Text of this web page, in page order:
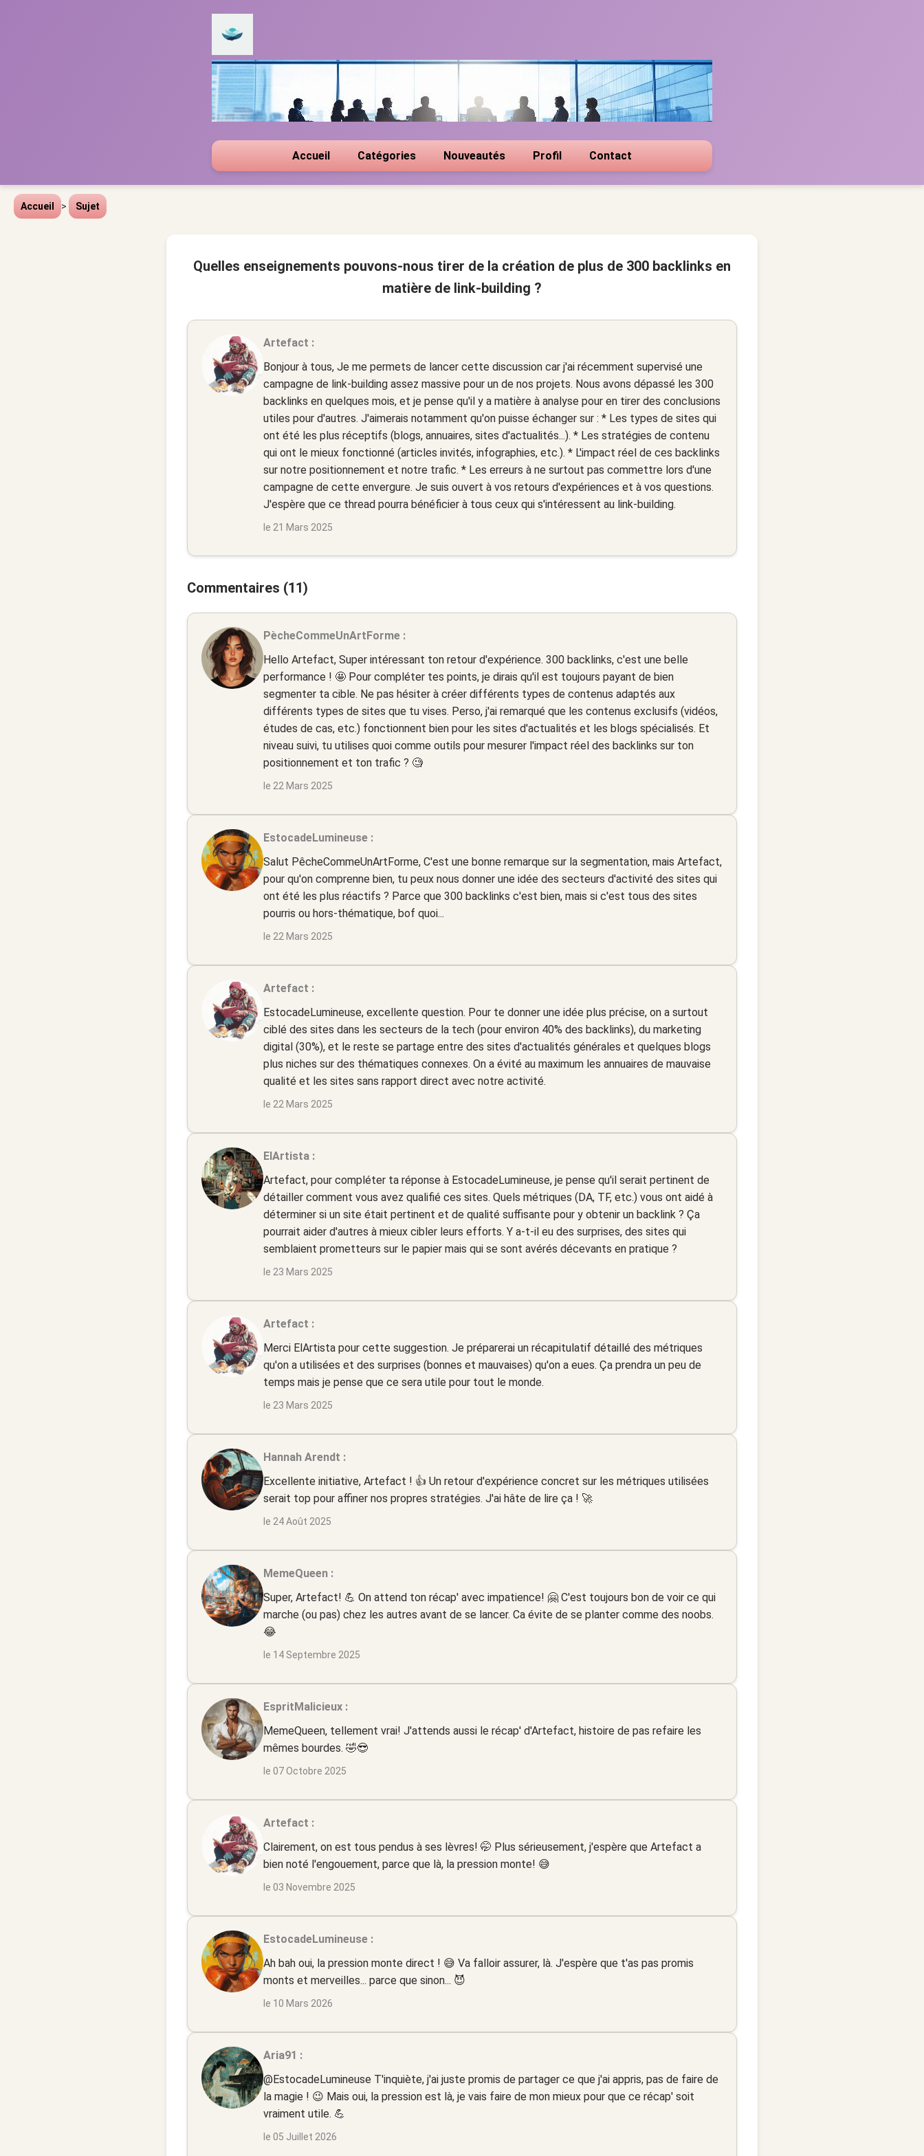
Accueil Catégories Nouveautés Profil Contact
Accueil > Sujet
Quelles enseignements pouvons-nous tirer de la création de plus de 300 backlinks en
matière de link-building ?
Artefact :
Bonjour à tous, Je me permets de lancer cette discussion car j'ai récemment supervisé une
campagne de link-building assez massive pour un de nos projets. Nous avons dépassé les 300
backlinks en quelques mois, et je pense qu'il y a matière à analyse pour en tirer des conclusions
utiles pour d'autres. J'aimerais notamment qu'on puisse échanger sur : * Les types de sites qui
ont été les plus réceptifs (blogs, annuaires, sites d'actualités...). * Les stratégies de contenu
qui ont le mieux fonctionné (articles invités, infographies, etc.). * L'impact réel de ces backlinks
sur notre positionnement et notre trafic. * Les erreurs à ne surtout pas commettre lors d'une
campagne de cette envergure. Je suis ouvert à vos retours d'expériences et à vos questions.
J'espère que ce thread pourra bénéficier à tous ceux qui s'intéressent au link-building.
le 21 Mars 2025
Commentaires (11)
PècheCommeUnArtForme :
Hello Artefact, Super intéressant ton retour d'expérience. 300 backlinks, c'est une belle
performance ! 🤩 Pour compléter tes points, je dirais qu'il est toujours payant de bien
segmenter ta cible. Ne pas hésiter à créer différents types de contenus adaptés aux
différents types de sites que tu vises. Perso, j'ai remarqué que les contenus exclusifs (vidéos,
études de cas, etc.) fonctionnent bien pour les sites d'actualités et les blogs spécialisés. Et
niveau suivi, tu utilises quoi comme outils pour mesurer l'impact réel des backlinks sur ton
positionnement et ton trafic ? 🧐
le 22 Mars 2025
EstocadeLumineuse :
Salut PêcheCommeUnArtForme, C'est une bonne remarque sur la segmentation, mais Artefact,
pour qu'on comprenne bien, tu peux nous donner une idée des secteurs d'activité des sites qui
ont été les plus réactifs ? Parce que 300 backlinks c'est bien, mais si c'est tous des sites
pourris ou hors-thématique, bof quoi...
le 22 Mars 2025
Artefact :
EstocadeLumineuse, excellente question. Pour te donner une idée plus précise, on a surtout
ciblé des sites dans les secteurs de la tech (pour environ 40% des backlinks), du marketing
digital (30%), et le reste se partage entre des sites d'actualités générales et quelques blogs
plus niches sur des thématiques connexes. On a évité au maximum les annuaires de mauvaise
qualité et les sites sans rapport direct avec notre activité.
le 22 Mars 2025
ElArtista :
Artefact, pour compléter ta réponse à EstocadeLumineuse, je pense qu'il serait pertinent de
détailler comment vous avez qualifié ces sites. Quels métriques (DA, TF, etc.) vous ont aidé à
déterminer si un site était pertinent et de qualité suffisante pour y obtenir un backlink ? Ça
pourrait aider d'autres à mieux cibler leurs efforts. Y a-t-il eu des surprises, des sites qui
semblaient prometteurs sur le papier mais qui se sont avérés décevants en pratique ?
le 23 Mars 2025
Artefact :
Merci ElArtista pour cette suggestion. Je préparerai un récapitulatif détaillé des métriques
qu'on a utilisées et des surprises (bonnes et mauvaises) qu'on a eues. Ça prendra un peu de
temps mais je pense que ce sera utile pour tout le monde.
le 23 Mars 2025
Hannah Arendt :
Excellente initiative, Artefact ! 👍 Un retour d'expérience concret sur les métriques utilisées
serait top pour affiner nos propres stratégies. J'ai hâte de lire ça ! 🚀
le 24 Août 2025
MemeQueen :
Super, Artefact! 💪 On attend ton récap' avec impatience! 🤗 C'est toujours bon de voir ce qui
marche (ou pas) chez les autres avant de se lancer. Ca évite de se planter comme des noobs.
😂
le 14 Septembre 2025
EspritMalicieux :
MemeQueen, tellement vrai! J'attends aussi le récap' d'Artefact, histoire de pas refaire les
mêmes bourdes. 🤣😎
le 07 Octobre 2025
Artefact :
Clairement, on est tous pendus à ses lèvres! 🤭 Plus sérieusement, j'espère que Artefact a
bien noté l'engouement, parce que là, la pression monte! 😅
le 03 Novembre 2025
EstocadeLumineuse :
Ah bah oui, la pression monte direct ! 😅 Va falloir assurer, là. J'espère que t'as pas promis
monts et merveilles... parce que sinon... 😈
le 10 Mars 2026
Aria91 :
@EstocadeLumineuse T'inquiète, j'ai juste promis de partager ce que j'ai appris, pas de faire de
la magie ! 😉 Mais oui, la pression est là, je vais faire de mon mieux pour que ce récap' soit
vraiment utile. 💪
le 05 Juillet 2026